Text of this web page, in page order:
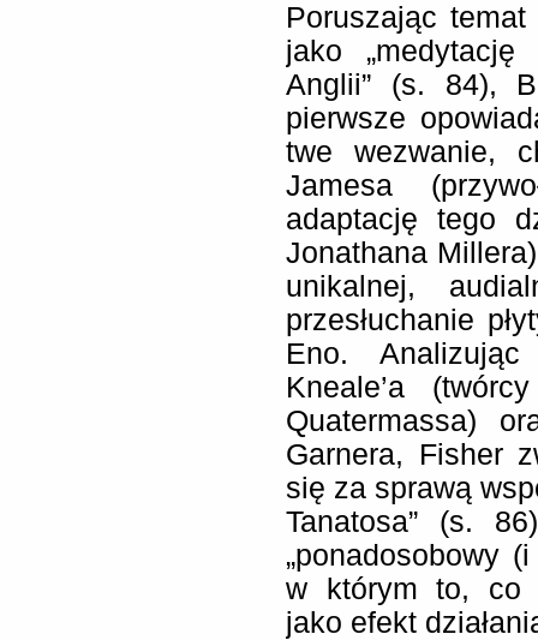
Poruszając
jako
Anglii” (s. 84),
pierwsze
twe wezwanie,
Jamesa
adaptację tego
Jonathana
unikalnej,
przesłuchanie
Eno.
Kneale’a
Quatermassa)
Garnera, Fisher
się za sprawą
Tanatosa” (s.
„ponadosobowy
w którym to, co
jako efekt